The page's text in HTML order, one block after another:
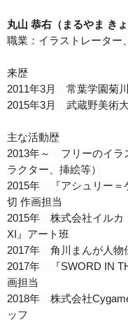
丸山 恭右（まるやま きょ
職業：イラストレーター
来歴
2011年3月 常葉学園菊
2015年3月 武蔵野美術
主な活動歴
2013年～ フリーのイラ
ラクター、挿絵等）
2015年 『アシュリー＝
切 作画担当
2015年 株式会社イルカ
XI』アート班
2017年 角川まんが人物
2017年 『SWORD IN
画担当
2018年 株式会社
ッフ